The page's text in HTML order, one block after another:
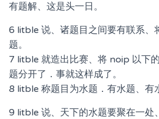
有题解、这是头一日。
6 litble 说、诸题目之间要有联系、
题。
7 litble 就造出比赛、将 noip 以下
题分开了．事就这样成了。
8 litble 称题目为水题．有水题、有
9 litble 说、天下的水题要聚在一处